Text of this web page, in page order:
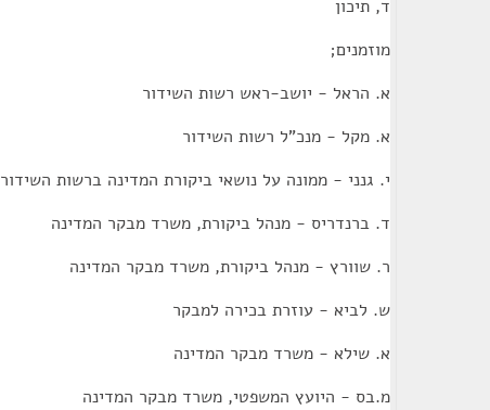
ד, תיכון
מוזמנים;
א. הראל - יושב-ראש רשות השידור
א. מקל - מנכ"ל רשות השידור
י. גנני - ממונה על נושאי ביקורת המדינה ברשות השידור
ד. ברנדריס - מנהל ביקורת, משרד מבקר המדינה
ר. שוורץ - מנהל ביקורת, משרד מבקר המדינה
ש. לביא - עוזרת בכירה למבקר
א. שילא - משרד מבקר המדינה
מ.בס - היועץ המשפטי, משרד מבקר המדינה